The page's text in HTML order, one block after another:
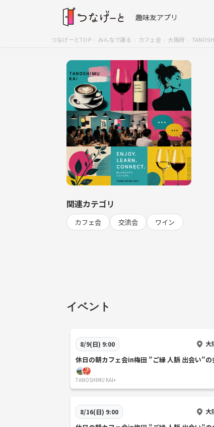
趣味友アプリ
つなげーとTOP みんなで語る カフェ会 大阪府
関連カテゴリ
カフェ会 交流会 ワイン
イベント
8/9(日) 9:00 大
休日の朝カフェ会in梅田 ”ご縁 人脈 出会い”の
TANOSHIMU KAI+
8/16(日) 9:00 大